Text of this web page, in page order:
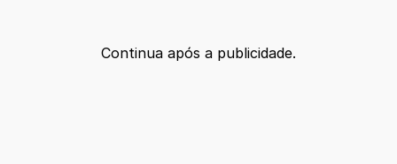
Continua após a publicidade.